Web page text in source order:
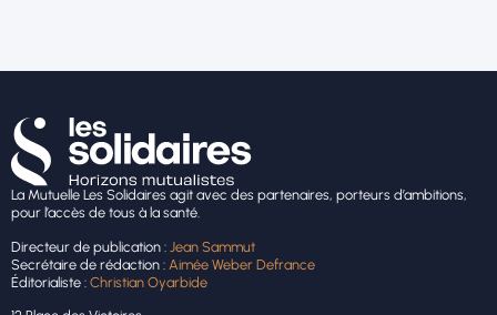
La Mutuelle Les Solidaires agit avec des partenaires, porteurs d’ambitions,
pour l’accès de tous à la santé.
Directeur de publication : Jean Sammut
Secrétaire de rédaction : Aimée Weber Defrance
Éditorialiste : Christian Oyarbide